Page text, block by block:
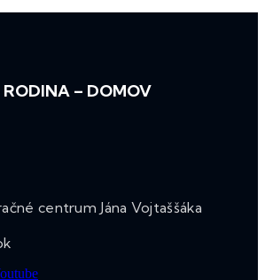
RODINA – DOMOV
centrum Jána Vojtaššáka